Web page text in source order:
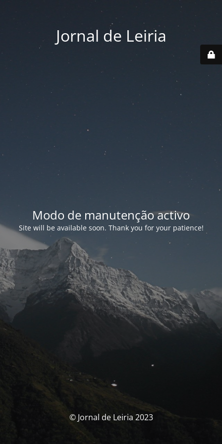
Jornal de Leiria
Modo de manutenção activo
Site will be available soon. Thank you for your patience!
© Jornal de Leiria 2023